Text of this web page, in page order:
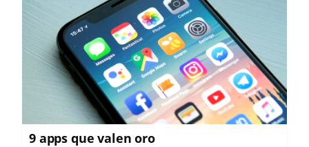
9 apps que valen oro